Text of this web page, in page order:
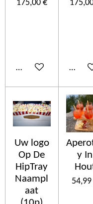
175,00 €
Añadir al carrito
Uw logo
Op De
HipTray
Naampl
aat
y In
54,99